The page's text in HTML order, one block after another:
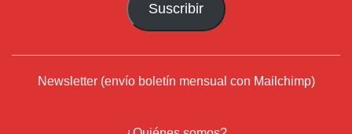
Suscribir
Newsletter (envío boletín mensual con Mailchimp)